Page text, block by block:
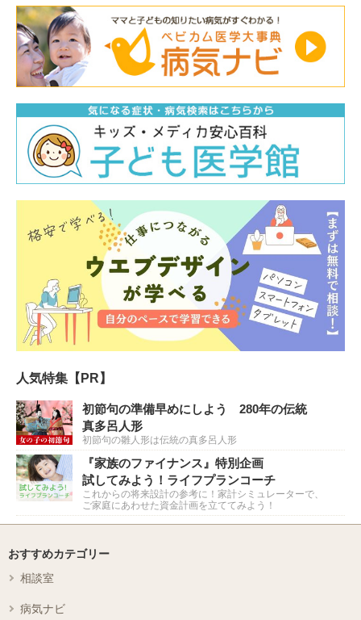
人気特集【PR】
初節句の準備早めにしよう 280年の伝統
真多呂人形
初節句の雛人形は伝統の真多呂人形
『家族のファイナンス』特別企画
試してみよう！ライフプランコーチ
これからの将来設計の参考に！家計シミュレーターで、
ご家庭にあわせた資金計画を立ててみよう！
おすすめカテゴリー
相談室
病気ナビ